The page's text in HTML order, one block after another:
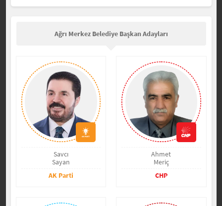
Ağrı Merkez Belediye Başkan Adayları
Savcı
Sayan
AK Parti
Ahmet
Meriç
CHP